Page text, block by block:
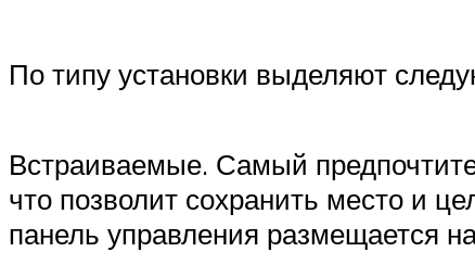
По типу установки выделяют
Встраиваемые. Самый
что позволит сохранить место и
панель управления размещается